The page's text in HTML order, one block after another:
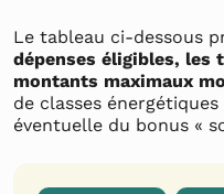
Le tableau ci-dessous
dépenses éligibles, les
montants maximaux
de classes
éventuelle du bonus «